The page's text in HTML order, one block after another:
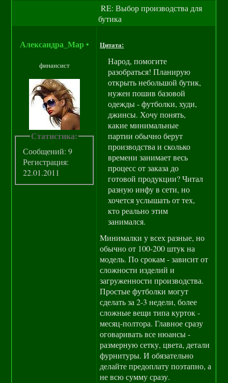
RE: Выбор производства для
бутика
Александра_Мар•
финансист
Статистика:
Сообщений: 9
Регистрация:
22.01.2011
Цитата:
Народ, помогите
разобраться! Планирую
открыть небольшой бутик,
нужен пошив базовой
одежды - футболки, худи,
джинсы. Хочу понять,
какие минимальные
партии обычно берут
производства и сколько
времени занимает весь
процесс от заказа до
готовой продукции? Читал
разную инфу в сети, но
хочется услышать от тех,
кто реально этим
занимался.
Минималки у всех разные, но
обычно от 100-200 штук на
модель. По срокам - зависит от
сложности изделий и
загруженности производства.
Простые футболки могут
сделать за 2-3 недели, более
сложные вещи типа курток -
месяц-полтора. Главное сразу
оговаривать все нюансы -
размерную сетку, цвета, детали
фурнитуры. И обязательно
делайте предоплату поэтапно, а
не всю сумму сразу.